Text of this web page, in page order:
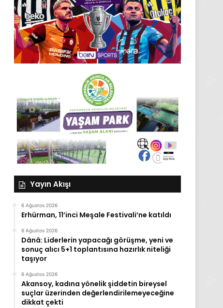
Yayın Akışı
6 Ağustos 2026
Erhürman, 11’inci Meşale Festivali’ne katıldı
6 Ağustos 2026
Dânâ: Liderlerin yapacağı görüşme, yeni ve
sonuç alıcı 5+1 toplantısına hazırlık niteliği
taşıyor
6 Ağustos 2026
Akansoy, kadına yönelik şiddetin bireysel
suçlar üzerinden değerlendirilemeyeceğine
dikkat çekti